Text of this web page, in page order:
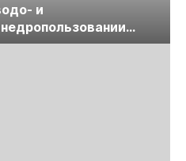
и